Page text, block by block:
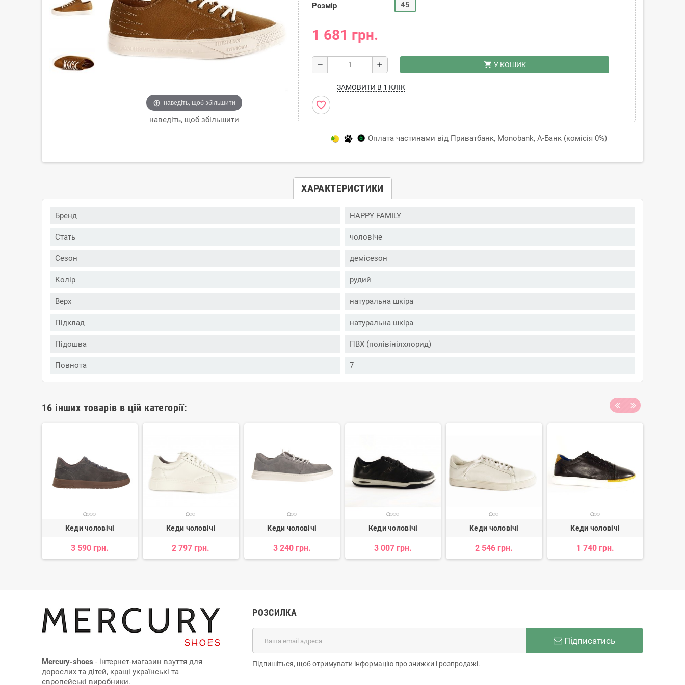
наведіть, щоб збільшити
наведіть, щоб збільшити
Розмір 45
1 681 грн.
remove add shopping_cart У КОШИК
ЗАМОВИТИ В 1 КЛІК
favorite_border
Оплата частинами від Приватбанк, Monobank, А-Банк (комісія 0%)
ХАРАКТЕРИСТИКИ
Бренд HAPPY FAMILY
Стать чоловіче
Сезон демісезон
Колір рудий
Верх натуральна шкіра
Підклад натуральна шкіра
Підошва ПВХ (полівінілхлорид)
Повнота 7
16 інших товарів в цій категорії:
Кеди чоловічі
3 590 грн.
Кеди чоловічі
2 797 грн.
Кеди чоловічі
3 240 грн.
Кеди чоловічі
3 007 грн.
Кеди чоловічі
2 546 грн.
Кеди чоловічі
1 740 грн.
Mercury-shoes - інтернет-магазин взуття для
дорослих та дітей, кращі українські та
європейські виробники.
РОЗСИЛКА
Підписатись
Підпишіться, щоб отримувати інформацію про знижки і розпродажі.